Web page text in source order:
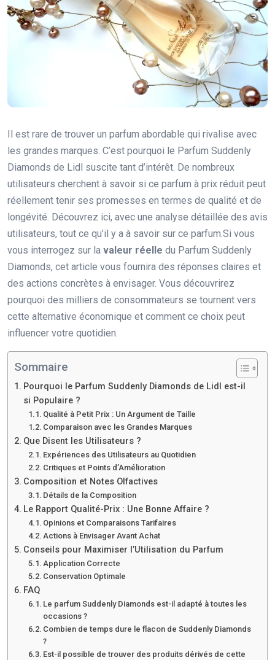
Il est rare de trouver un parfum abordable qui rivalise avec
les grandes marques. C’est pourquoi le Parfum Suddenly
Diamonds de Lidl suscite tant d’intérêt. De nombreux
utilisateurs cherchent à savoir si ce parfum à prix réduit peut
réellement tenir ses promesses en termes de qualité et de
longévité. Découvrez ici, avec une analyse détaillée des avis
utilisateurs, tout ce qu’il y a à savoir sur ce parfum.Si vous
vous interrogez sur la valeur réelle du Parfum Suddenly
Diamonds, cet article vous fournira des réponses claires et
des actions concrètes à envisager. Vous découvrirez
pourquoi des milliers de consommateurs se tournent vers
cette alternative économique et comment ce choix peut
influencer votre quotidien.
Sommaire
Pourquoi le Parfum Suddenly Diamonds de Lidl est-il
si Populaire ?
Qualité à Petit Prix : Un Argument de Taille
Comparaison avec les Grandes Marques
Que Disent les Utilisateurs ?
Expériences des Utilisateurs au Quotidien
Critiques et Points d’Amélioration
Composition et Notes Olfactives
Détails de la Composition
Le Rapport Qualité-Prix : Une Bonne Affaire ?
Opinions et Comparaisons Tarifaires
Actions à Envisager Avant Achat
Conseils pour Maximiser l’Utilisation du Parfum
Application Correcte
Conservation Optimale
FAQ
Le parfum Suddenly Diamonds est-il adapté à toutes les
occasions ?
Combien de temps dure le flacon de Suddenly Diamonds
?
Est-il possible de trouver des produits dérivés de cette